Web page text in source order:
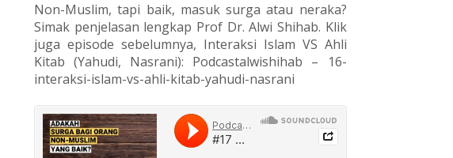
Non-Muslim, tapi baik, masuk surga atau neraka?
Simak penjelasan lengkap Prof Dr. Alwi Shihab. Klik
juga episode sebelumnya, Interaksi Islam VS Ahli
Kitab (Yahudi, Nasrani): Podcastalwishihab – 16-
interaksi-islam-vs-ahli-kitab-yahudi-nasrani